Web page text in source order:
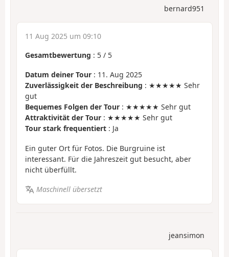
bernard951
11 Aug 2025 um 09:10
Gesamtbewertung : 5 / 5
Datum deiner Tour : 11. Aug 2025
Zuverlässigkeit der Beschreibung : ★★★★★ Sehr
gut
Bequemes Folgen der Tour : ★★★★★ Sehr gut
Attraktivität der Tour : ★★★★★ Sehr gut
Tour stark frequentiert : Ja
Ein guter Ort für Fotos. Die Burgruine ist
interessant. Für die Jahreszeit gut besucht, aber
nicht überfüllt.
Maschinell übersetzt
jeansimon